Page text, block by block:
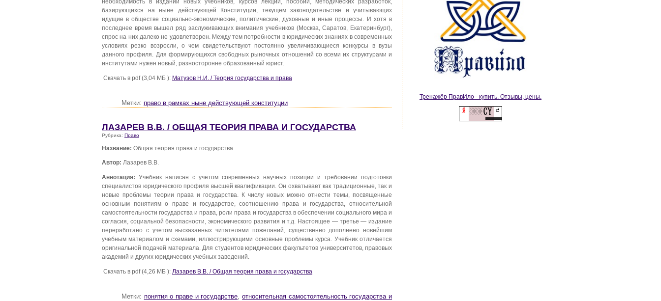
необходимость в издании новых учебников, курсов лекций, пособий, методических разработок,
базирующихся на ныне действующей Конституции, текущем законодательстве и учитывающих
идущие в обществе социально-экономические, политические, духовные и иные процессы. И хотя в
последнее время вышел ряд заслуживающих внимания учебников (Москва, Саратов, Екатеринбург),
спрос на них далеко не удовлетворен. Между тем потребности в юридических знаниях в современных
условиях резко возросли, о чем свидетельствуют постоянно увеличивающиеся конкурсы в вузы
данного профиля. Для формирующихся свободных рыночных отношений со всеми их структурами и
институтами нужен новый, разносторонне образованный юрист.
Скачать в pdf (3,04 МБ ): Матуэов Н.И. / Теория государства и права
Метки: право в рамках ныне действующей конституции
ЛАЗАРЕВ В.В. / ОБЩАЯ ТЕОРИЯ ПРАВА И ГОСУДАРСТВА
Рубрика: Право
Название: Общая теория права и государства
Автор: Лазарев В.В.
Аннотация: Учебник написан с учетом современных научных позиции и требовании подготовки
специалистов юридического профиля высшей квалификации. Он охватывает как традиционные, так и
новые проблемы теории права и государства. К числу новых можно отнести темы, посвященные
основным понятиям о праве и государстве, соотношению права и государства, относительной
самостоятельности государства и права, роли права и государства в обеспечении социального мира и
согласия, социальной безопасности, экономического развития и т.д. Настоящее — третье — издание
переработано с учетом высказанных читателями пожеланий, существенно дополнено новейшим
учебным материалом и схемами, иллюстрирующими основные проблемы курса. Учебник отличается
оригинальной подачей материала. Для студентов юридических факультетов университетов, правовых
академий и других юридических учебных заведений.
Скачать в pdf (4,26 МБ ): Лазарев В.В. / Общая теория права и государства
Метки: понятия о праве и государстве,относительная самостоятельность государства и
Тренажёр ПравИло - купить. Отзывы, цены.